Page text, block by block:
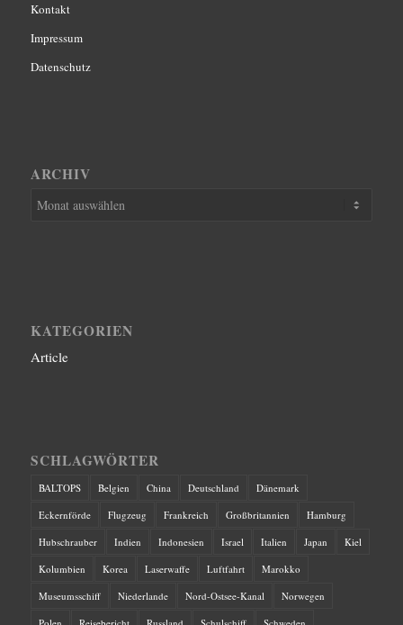
Kontakt
Impressum
Datenschutz
ARCHIV
KATEGORIEN
Article
SCHLAGWÖRTER
BALTOPS Belgien China Deutschland
Dänemark
Eckernförde
Flugzeug Frankreich Großbritannien
Hamburg
Hubschrauber
Indien Indonesien Israel Italien Japan
Kiel
Kolumbien
Korea Laserwaffe Luftfahrt
Marokko
Museumsschiff
Niederlande Nord-Ostsee-Kanal
Norwegen